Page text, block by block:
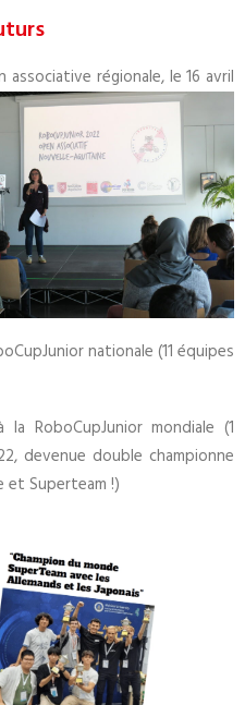
régionale, le 16 avril
nationale (11 équipes
RoboCupJunior mondiale (1
devenue double championne
et Superteam !)